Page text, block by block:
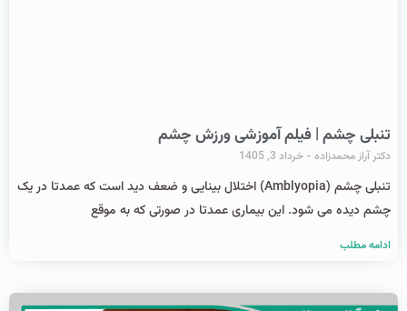
تنبلی چشم | فیلم آموزشی ورزش چشم
دکتر آراز محمدزاده خرداد 3, 1405
تنبلی چشم (Amblyopia) اختلال بینایی و ضعف دید است که عمدتا در یک
چشم دیده می شود. این بیماری عمدتا در صورتی که به موقع
ادامه مطلب